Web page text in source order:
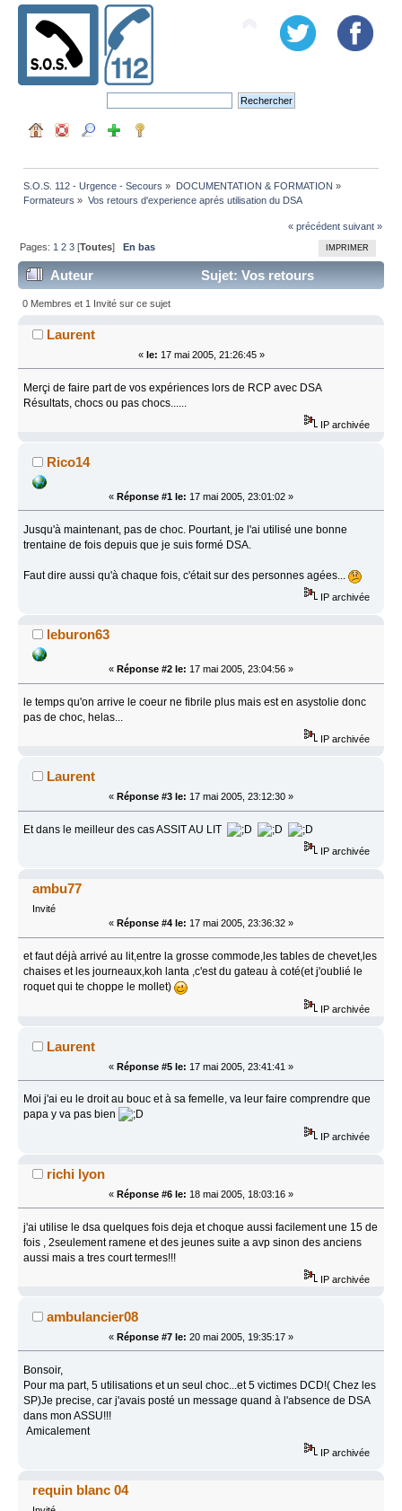
S.O.S. 112 - Urgence - Secours » DOCUMENTATION & FORMATION »
Formateurs » Vos retours d'experience aprés utilisation du DSA
« précédent suivant »
IMPRIMER
Pages: 1 2 3 [Toutes]En bas
Auteur
Sujet: Vos retours
d'experience aprés utilisation du DSA (Lu 67985 fois)
0 Membres et 1 Invité sur ce sujet
Laurent
« le: 17 mai 2005, 21:26:45 »
Merçi de faire part de vos expériences lors de RCP avec DSA
Résultats, chocs ou pas chocs......
IP archivée
Rico14
« Réponse #1 le: 17 mai 2005, 23:01:02 »
Jusqu'à maintenant, pas de choc. Pourtant, je l'ai utilisé une bonne
trentaine de fois depuis que je suis formé DSA.
Faut dire aussi qu'à chaque fois, c'était sur des personnes agées...
IP archivée
leburon63
« Réponse #2 le: 17 mai 2005, 23:04:56 »
le temps qu'on arrive le coeur ne fibrile plus mais est en asystolie donc
pas de choc, helas...
IP archivée
Laurent
« Réponse #3 le: 17 mai 2005, 23:12:30 »
Et dans le meilleur des cas ASSIT AU LIT
IP archivée
ambu77
Invité
« Réponse #4 le: 17 mai 2005, 23:36:32 »
et faut déjà arrivé au lit,entre la grosse commode,les tables de chevet,les
chaises et les journeaux,koh lanta ,c'est du gateau à coté(et j'oublié le
roquet qui te choppe le mollet)
IP archivée
Laurent
« Réponse #5 le: 17 mai 2005, 23:41:41 »
Moi j'ai eu le droit au bouc et à sa femelle, va leur faire comprendre que
papa y va pas bien
IP archivée
richi lyon
« Réponse #6 le: 18 mai 2005, 18:03:16 »
j'ai utilise le dsa quelques fois deja et choque aussi facilement une 15 de
fois , 2seulement ramene et des jeunes suite a avp sinon des anciens
aussi mais a tres court termes!!!
IP archivée
ambulancier08
« Réponse #7 le: 20 mai 2005, 19:35:17 »
Bonsoir,
Pour ma part, 5 utilisations et un seul choc...et 5 victimes DCD!( Chez les
SP)Je precise, car j'avais posté un message quand à l'absence de DSA
dans mon ASSU!!!
Amicalement
IP archivée
requin blanc 04